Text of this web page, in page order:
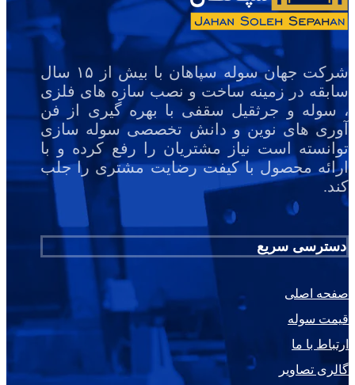
شرکت جهان سوله سپاهان با بیش از ۱۵ سال
سابقه در زمینه ساخت و نصب سازه های فلزی
، سوله و جرثقیل سقفی با بهره گیری از فن
آوری های نوین و دانش تخصصی سوله سازی
توانسته است نیاز مشتریان را رفع کرده و با
ارائه محصول با کیفت رضایت مشتری را جلب
کند.
دسترسی سریع
صفحه اصلی
قیمت سوله
ارتباط با ما
گالری تصاویر